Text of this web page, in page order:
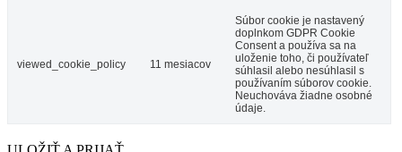
viewed_cookie_policy 11 mesiacov
Súbor cookie je nastavený
doplnkom GDPR Cookie
Consent a používa sa na
uloženie toho, či používateľ
súhlasil alebo nesúhlasil s
používaním súborov cookie.
Neuchováva žiadne osobné
údaje.